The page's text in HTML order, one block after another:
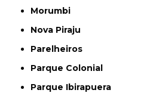
Morumbi
Nova Piraju
Parelheiros
Parque Colonial
Parque Ibirapuera